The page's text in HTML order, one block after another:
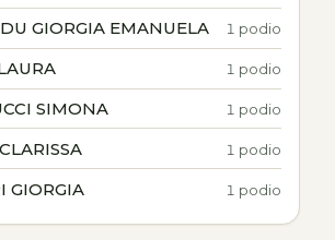
GIORGIA EMANUELA 1 podio
1 podio
SIMONA 1 podio
1 podio
GIORGIA 1 podio